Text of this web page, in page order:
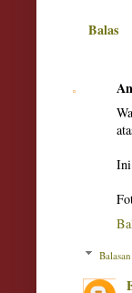
Balas
Balasan